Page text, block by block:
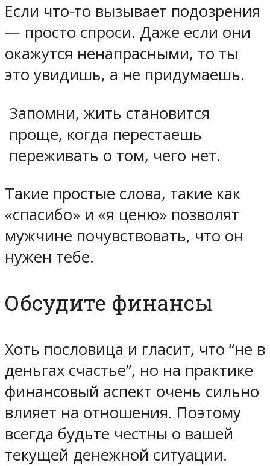
Если что-то вызывает подозрения
— просто спроси. Даже если они
окажутся ненапрасными, то ты
это увидишь, а не придумаешь.
Запомни, жить становится
проще, когда перестаешь
переживать о том, чего нет.
Такие простые слова, такие как
«спасибо» и «я ценю» позволят
мужчине почувствовать, что он
нужен тебе.
Обсудите финансы
Хоть пословица и гласит, что “не в
деньгах счастье”, но на практике
финансовый аспект очень сильно
влияет на отношения. Поэтому
всегда будьте честны о вашей
текущей денежной ситуации.